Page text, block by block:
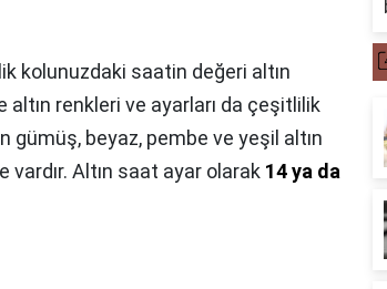
kolunuzdaki saatin değeri altın
renkleri ve ayarları da çeşitlilik
gümüş, beyaz, pembe ve yeşil altın
Altın saat ayar olarak 14 ya da